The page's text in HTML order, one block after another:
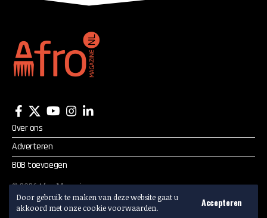
Door gebruik te maken van deze website gaat u
akkoord met onze cookie voorwaarden.
Accepteren
Over ons
Adverteren
BOB toevoegen
©2026Afro Magazine.
Alle rechten voorbehouden.
Adverteren? Mail:info@afromagazine.nl